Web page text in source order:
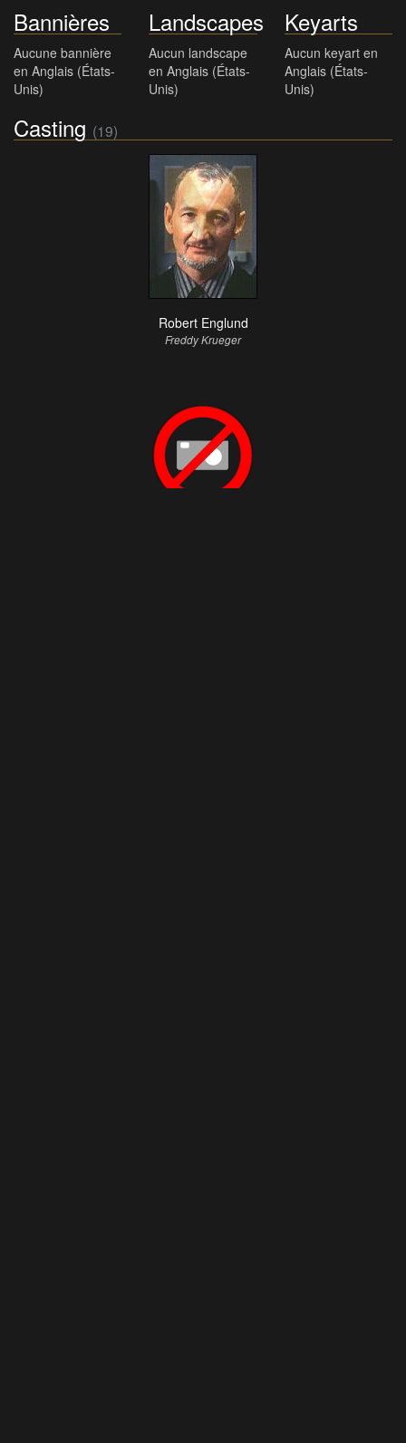
Bannières
Aucune bannière
en Anglais (États-
Unis)
Landscapes
Aucun landscape
en Anglais (États-
Unis)
Keyarts
Aucun keyart en
Anglais (États-
Unis)
Casting (19)
Robert Englund
Freddy Krueger